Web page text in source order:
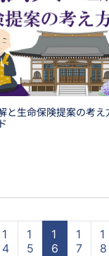
と生命保険提案の考
1
4
1
5
1
6
1
7
1
8